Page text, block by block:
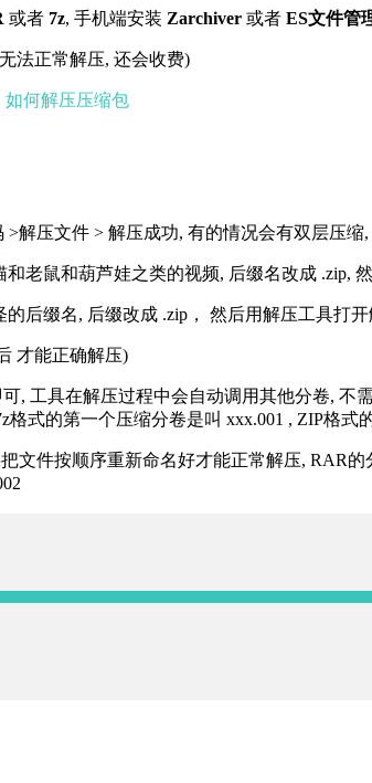
或者 7z, 手机端安装 Zarchiver 或者 ES文件管
法正常解压, 还会收费)
如何解压压缩包
解压文件 > 解压成功, 有的情况会有双层压缩
老鼠和葫芦娃之类的视频, 后缀名改成 .zip,
后缀名, 后缀改成 .zip， 然后用解压工具
才能正确解压)
, 工具在解压过程中会自动调用其他分卷,
格式的第一个压缩分卷是叫 xxx.001 , ZIP格
件按顺序重新命名好才能正常解压, RAR的